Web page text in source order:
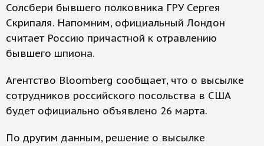
Солсбери бывшего полковника ГРУ Сергея
Скрипаля. Напомним, официальный Лондон
считает Россию причастной к отравлению
бывшего шпиона.
Агентство Bloomberg сообщает, что о высылке
сотрудников российского посольства в США
будет официально объявлено 26 марта.
По другим данным, решение о высылке